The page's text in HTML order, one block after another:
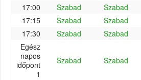
17:00
Szabad Szabad
17:15
Szabad Szabad
17:30
Szabad Szabad
Egész
napos
időpont
1
Szabad Szabad